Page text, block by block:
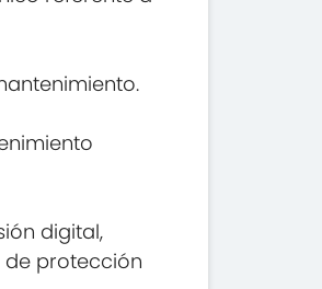
digital,
de protección